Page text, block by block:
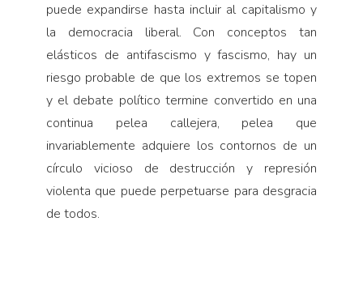
puede expandirse hasta incluir al capitalismo y
la democracia liberal. Con conceptos tan
elásticos de antifascismo y fascismo, hay un
riesgo probable de que los extremos se topen
y el debate político termine convertido en una
continua pelea callejera, pelea que
invariablemente adquiere los contornos de un
círculo vicioso de destrucción y represión
violenta que puede perpetuarse para desgracia
de todos.